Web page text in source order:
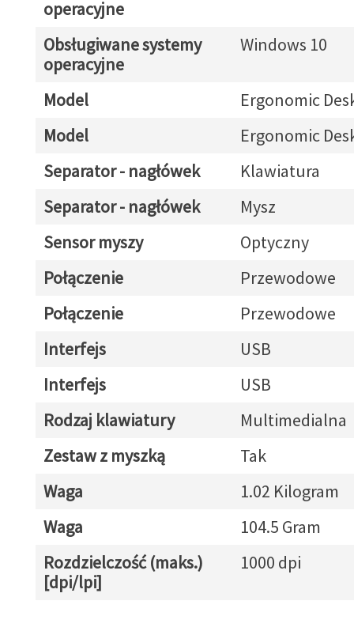
operacyjne
Obsługiwane systemy
operacyjne
Windows 10
Model
Ergonomic
Model
Ergonomic
Separator - nagłówek
Klawiatura
Separator - nagłówek
Mysz
Sensor myszy
Optyczny
Połączenie
Przewodowe
Połączenie
Przewodowe
Interfejs
USB
Interfejs
USB
Rodzaj klawiatury
Multimedialna
Zestaw z myszką
Tak
Waga
1.02 Kilogram
Waga
104.5 Gram
Rozdzielczość (maks.)
[dpi/lpi]
1000 dpi